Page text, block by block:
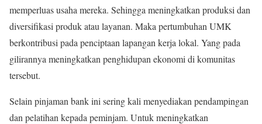
memperluas usaha mereka. Sehingga meningkatkan produksi dan
diversifikasi produk atau layanan. Maka pertumbuhan UMK
berkontribusi pada penciptaan lapangan kerja lokal. Yang pada
gilirannya meningkatkan penghidupan ekonomi di komunitas
tersebut.
Selain pinjaman bank ini sering kali menyediakan pendampingan
dan pelatihan kepada peminjam. Untuk meningkatkan